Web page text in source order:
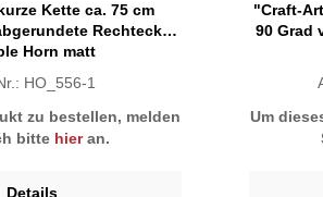
Kette ca. 75 cm
Rechtecke,
Horn matt
HO_556-1
zu bestellen, melden
bitte hieran.
Details
"Craft-
90 Grad
Um